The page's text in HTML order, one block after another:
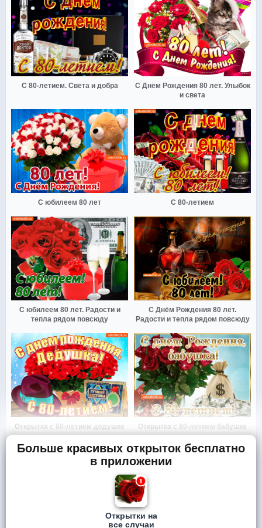
С 80-летием. Света и добра
С Днём Рождения 80 лет. Улыбок
и света
С юбилеем 80 лет С 80-летием
С юбилеем 80 лет. Радости и
тепла рядом повсюду
С Днём Рождения 80 лет.
Радости и тепла рядом повсюду
Открытка с 80-летием дедушке Открытка с 80-летием бабушке
Больше красивых открыток бесплатно
в приложении
Открытки на
все случаи